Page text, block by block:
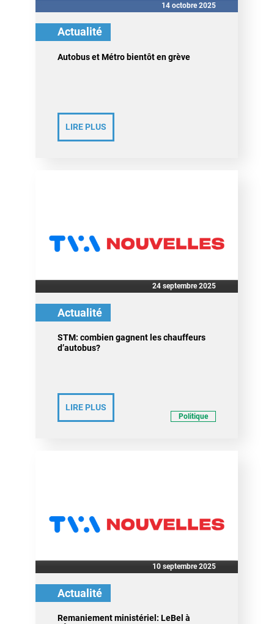
14 octobre 2025
Actualité
Autobus et Métro bientôt en grève
LIRE PLUS
24 septembre 2025
Actualité
STM: combien gagnent les chauffeurs
d’autobus?
LIRE PLUS
Politique
10 septembre 2025
Actualité
Remaniement ministériel: LeBel à